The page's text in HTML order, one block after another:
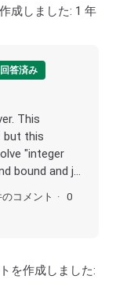
成しました: 1 年
回答済み
This
but this
"integer
bound and j...
のコメント
0
を作成しました: